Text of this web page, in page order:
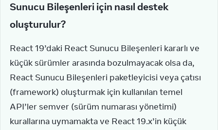
Sunucu Bileşenleri için nasıl destek
oluşturulur?
React 19’daki React Sunucu Bileşenleri kararlı ve
küçük sürümler arasında bozulmayacak olsa da,
React Sunucu Bileşenleri paketleyicisi veya çatısı
(framework) oluşturmak için kullanılan temel
API’ler semver (sürüm numarası yönetimi)
kurallarına uymamakta ve React 19.x’in küçük